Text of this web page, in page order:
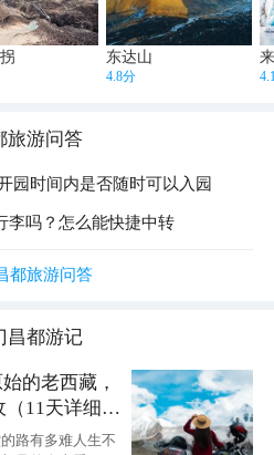
东达山
4.8分
旅游问答
园时间内是否随时可以入园
李吗？怎么能快捷中转
都旅游问答
昌都游记
的老西藏，
11天详细自
路有多难人生不